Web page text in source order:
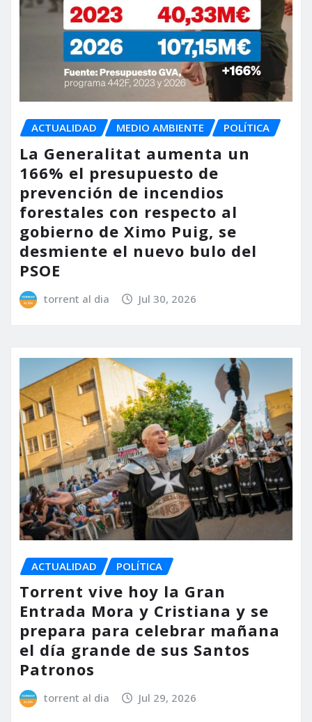
ACTUALIDAD MEDIO AMBIENTE POLÍTICA
La Generalitat aumenta un
166% el presupuesto de
prevención de incendios
forestales con respecto al
gobierno de Ximo Puig, se
desmiente el nuevo bulo del
PSOE
torrent al dia Jul 30, 2026
ACTUALIDAD POLÍTICA
Torrent vive hoy la Gran
Entrada Mora y Cristiana y se
prepara para celebrar mañana
el día grande de sus Santos
Patronos
torrent al dia Jul 29, 2026